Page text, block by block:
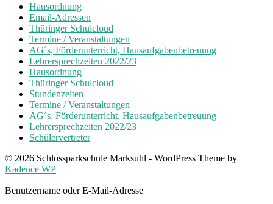
Hausordnung
Email-Adressen
Thüringer Schulcloud
Termine / Veranstaltungen
AG´s, Förderunterricht, Hausaufgabenbetreuung
Lehrersprechzeiten 2022/23
Hausordnung
Thüringer Schulcloud
Stundenzeiten
Termine / Veranstaltungen
AG´s, Förderunterricht, Hausaufgabenbetreuung
Lehrersprechzeiten 2022/23
Schülervertreter
© 2026 Schlossparkschule Marksuhl - WordPress Theme by
Kadence WP
Benutzername oder E-Mail-Adresse